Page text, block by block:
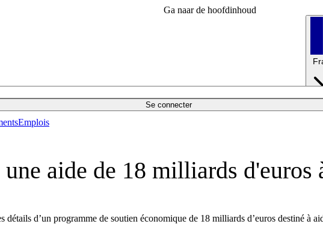
Ga naar de hoofdinhoud
Se connecter
Emplois
aide de 18 milliards
d’un programme de soutien économique de 18 milliards d’euros destiné à